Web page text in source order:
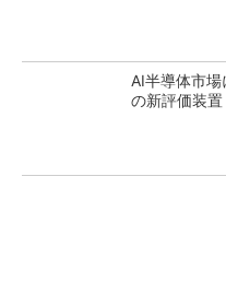
AI半導体市
の新評価装置